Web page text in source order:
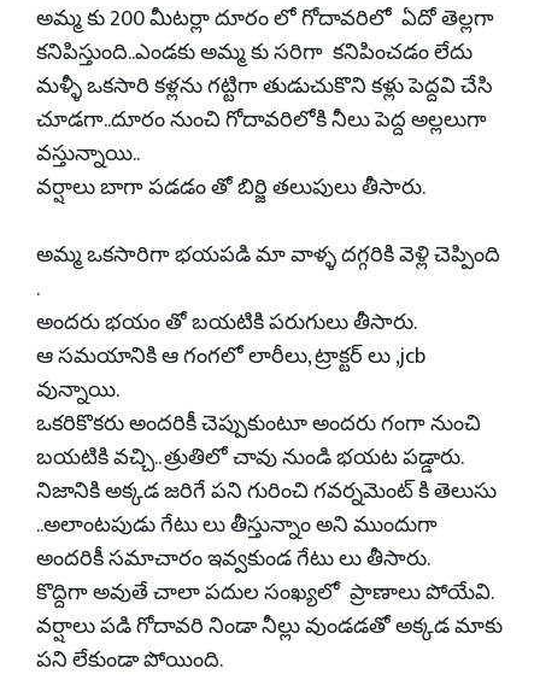
అమ్మ కు 200 మీటర్లా దూరం లో గోదావరిలో ఏదో తెల్లగా
కనిపిస్తుంది..ఎండకు అమ్మ కు సరిగా కనిపించడం లేదు
మళ్ళీ ఒకసారి కళ్లను గట్టిగా తుడుచుకొని కళ్లు పెద్దవి చేసి
చూడగా..దూరం నుంచి గోదావరిలోకి నీలు పెద్ద అల్లలుగా
వస్తున్నాయి..
వర్షాలు బాగా పడడం తో బిర్జి తలుపులు తీసారు.
అమ్మ ఒకసారిగా భయపడి మా వాళ్ళ దగ్గరికి వెళ్లి చెప్పింది
.
అందరు భయం తో బయటికి పరుగులు తీసారు.
ఆ సమయానికి ఆ గంగలో లారీలు, ట్రాక్టర్ లు ,jcb
వున్నాయి.
ఒకరికొకరు అందరికీ చెప్పుకుంటూ అందరు గంగా నుంచి
బయటికి వచ్చి.. త్రుతిలో చావు నుండి భయట పడ్డారు.
నిజానికి అక్కడ జరిగే పని గురించి గవర్నమెంట్ కి తెలుసు
..అలాంటపుడు గేటు లు తీస్తున్నాం అని ముందుగా
అందరికీ సమాచారం ఇవ్వకుండ గేటు లు తీసారు.
కొద్దిగా అవుతే చాలా పదుల సంఖ్యలో ప్రాణాలు పోయేవి.
వర్షాలు పడి గోదావరి నిండా నీల్లు వుండడతో అక్కడ మాకు
పని లేకుండా పోయింది.